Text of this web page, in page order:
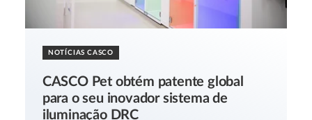
NOTÍCIAS CASCO
CASCO Pet obtém patente global
para o seu inovador sistema de
iluminação DRC